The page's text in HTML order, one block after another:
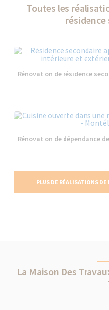
Toutes les
résidence
Rénovation de résidence
Rénovation de dépendance
PLUS DE RÉALISATIONS
La Maison Des